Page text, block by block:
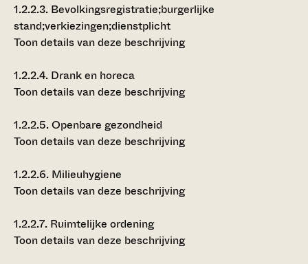
1.2.2.3. Bevolkingsregistratie;burgerlijke
stand;verkiezingen;dienstplicht
Toon details van deze beschrijving
1.2.2.4. Drank en horeca
Toon details van deze beschrijving
1.2.2.5.Openbare gezondheid
Toon details van deze beschrijving
1.2.2.6. Milieuhygiene
Toon details van deze beschrijving
1.2.2.7. Ruimtelijke ordening
Toon details van deze beschrijving